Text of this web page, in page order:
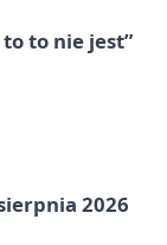
to nie jest”
2026